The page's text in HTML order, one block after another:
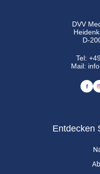
DVV
D-
Tel:
Mail:
Entdecken